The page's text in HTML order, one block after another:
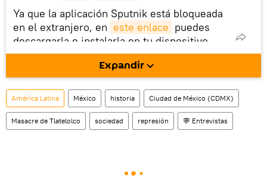
Ya que la aplicación Sputnik está bloqueada
en el extranjero, en este enlace puedes
descargarla e instalarla en tu dispositivo
móvil (¡solo para Android!).
También tenemos una cuenta en la red
social rusa VK .
Expandir
América Latina México historia Ciudad de México (CDMX)
Masacre de Tlatelolco sociedad represión 💬 Entrevistas